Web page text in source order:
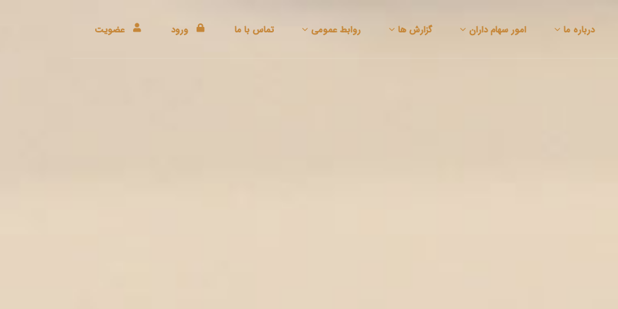
درباره ما امور سهام داران گزارش ها روابط عمومی تماس با ما ورود عضویت